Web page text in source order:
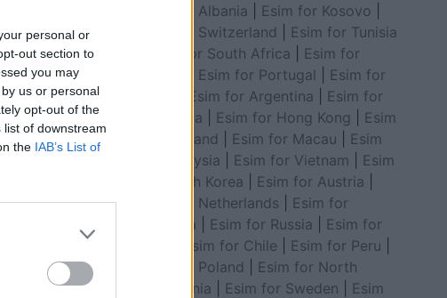
personal or
out section to
you may
us or personal
opt-out of the
of downstream
the IAB’s List of
Esim for Albania
Esim for Kosovo
Esim for Switzerland
Esim for Tunisia
Esim for South Africa
Esim for
Esim for Portugal
Esim for
Esim for Argentina
Esim for
Colombia
Esim for Hong Kong
Esim
for Thailand
Esim for Macau
Esim
for Malaysia
Esim for Vietnam
Esim
for South Korea
Esim for Austria
Esim for Netherlands
Esim for
Australia
Esim for Russia
Esim for
Esim for Chile Esim for Peru
Esim for Poland
Esim for North
Macedonia
Esim for Sweden
Esim